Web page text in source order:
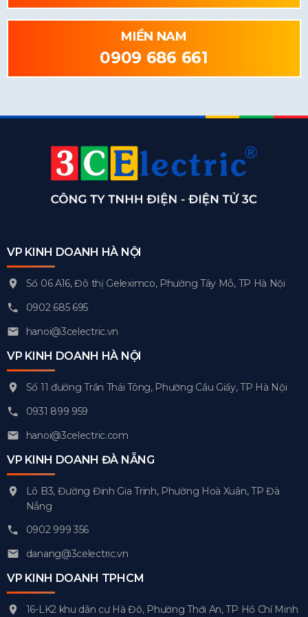
MIỀN NAM
0909 686 661
VP KINH DOANH HÀ NỘI
Số 06 A16, Đô thị Geleximco, Phường Tây Mỗ, TP Hà Nội
0902 685 695
hanoi@3celectric.vn
VP KINH DOANH HÀ NỘI
Số 11 đường Trần Thái Tông, Phường Cầu Giấy, TP Hà Nội
0931 899 959
hanoi@3celectric.com
VP KINH DOANH ĐÀ NẴNG
Lô B3, Đường Đinh Gia Trinh, Phường Hoà Xuân, TP Đà
Nẵng
0902 999 356
danang@3celectric.vn
VP KINH DOANH TPHCM
16-LK2 khu dân cư Hà Đô, Phường Thới An, TP Hồ Chí Minh